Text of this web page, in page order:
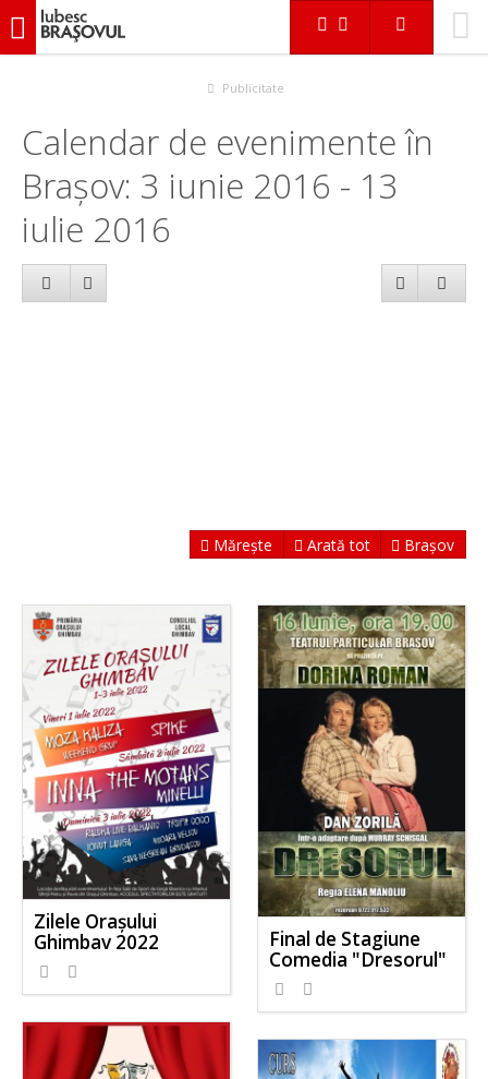
iubescbraşovul.ro
Publicitate
Calendar de evenimente în
Brașov: 3 iunie 2016 - 13
iulie 2016
Mărește Arată tot Brașov
Zilele Orașului
Ghimbav 2022
Final de Stagiune
Comedia "Dresorul"